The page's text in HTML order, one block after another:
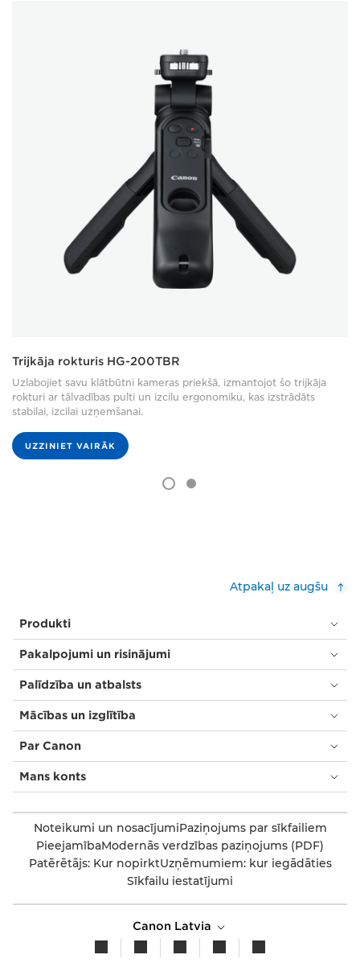
Trijkāja rokturis HG-200TBR
Uzlabojiet savu klātbūtni kameras priekšā, izmantojot šo trijkāja
rokturi ar tālvadības pulti un izcilu ergonomiku, kas izstrādāts
stabilai, izcilai uzņemšanai.
UZZINIET VAIRĀK
Atpakaļ uz augšu
Produkti
Pakalpojumi un risinājumi
Palīdzība un atbalsts
Mācības un izglītība
Par Canon
Mans konts
Noteikumi un nosacījumiPaziņojums par sīkfailiem
PieejamībaModernās verdzības paziņojums (PDF)
Patērētājs: Kur nopirktUzņēmumiem: kur iegādāties
Sīkfailu iestatījumi
Canon Latvia